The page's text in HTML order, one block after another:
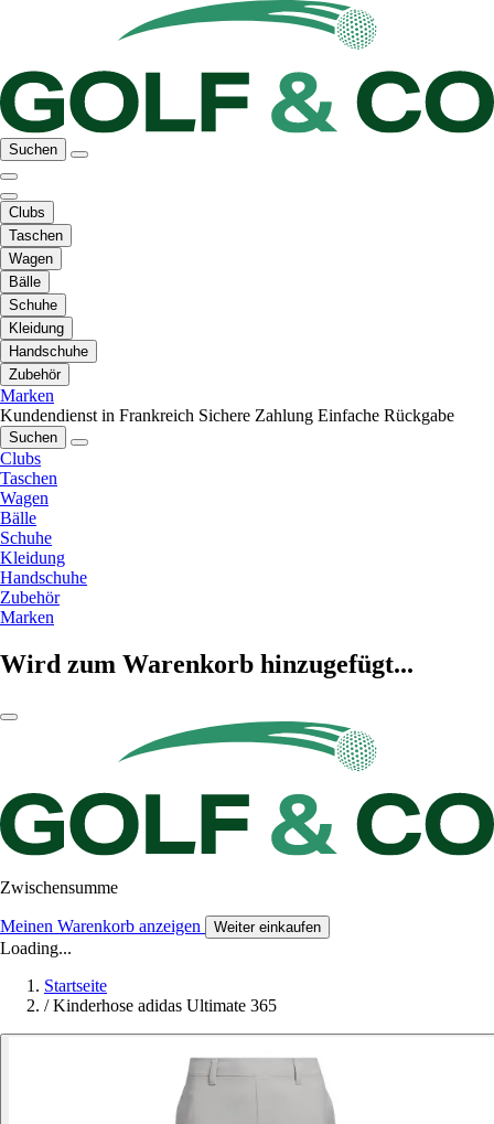
Suchen
Clubs
Taschen
Wagen
Bälle
Schuhe
Kleidung
Handschuhe
Zubehör
Marken
Kundendienst in Frankreich Sichere Zahlung Einfache Rückgabe
Suchen
Clubs
Taschen
Wagen
Bälle
Schuhe
Kleidung
Handschuhe
Zubehör
Marken
Wird zum Warenkorb hinzugefügt...
Zwischensumme
Meinen Warenkorb anzeigen Weiter einkaufen
Loading...
Startseite
/ Kinderhose adidas Ultimate 365